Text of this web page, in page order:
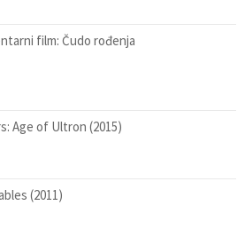
film: Čudo rođenja
Age of Ultron (2015)
(2011)